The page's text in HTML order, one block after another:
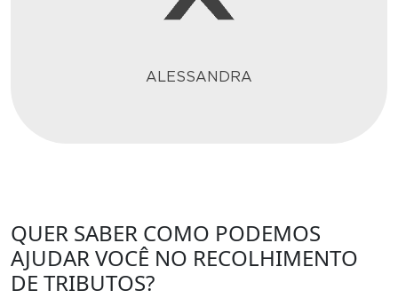
ALESSANDRA
QUER SABER COMO PODEMOS
AJUDAR VOCÊ NO RECOLHIMENTO
DE TRIBUTOS?